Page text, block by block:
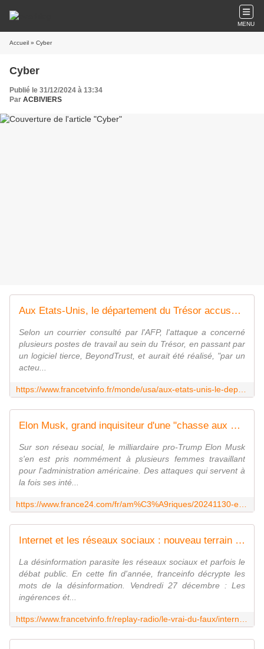
MENU
Accueil » Cyber
Cyber
Publié le 31/12/2024 à 13:34
Par ACBIVIERS
Aux Etats-Unis, le département du Trésor accuse Pékin d'être à l'origine d'une cyberattaque
Selon un courrier consulté par l'AFP, l'attaque a concerné
plusieurs postes de travail au sein du Trésor, en passant par
un logiciel tierce, BeyondTrust, et aurait été réalisé, "par un
acteu...
Elon Musk, grand inquisiteur d'une "chasse aux sorcières" sur X
Sur son réseau social, le milliardaire pro-Trump Elon Musk
s'en est pris nommément à plusieurs femmes travaillant
pour l'administration américaine. Des attaques qui servent à
la fois ses inté...
Internet et les réseaux sociaux : nouveau terrain de jeux pour les ingérences étrangères
La désinformation parasite les réseaux sociaux et parfois le
débat public. En cette fin d'année, franceinfo décrypte les
mots de la désinformation. Vendredi 27 décembre : Les
ingérences ét...